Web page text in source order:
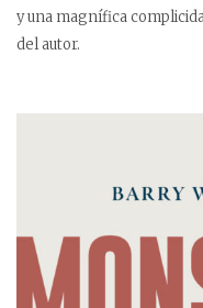
y una magnífica
del autor.